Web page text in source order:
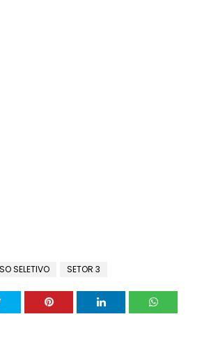
SELETIVO SETOR 3